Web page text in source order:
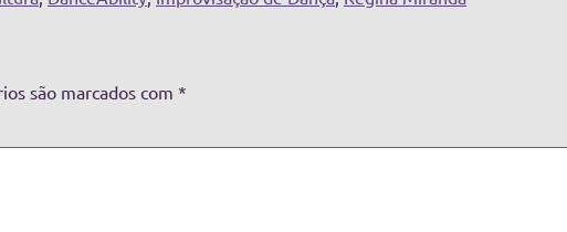
são marcados com *